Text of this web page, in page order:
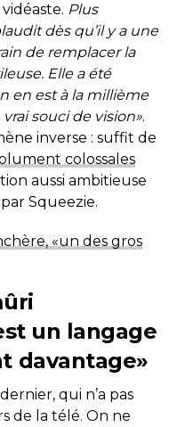
Plus
dès qu’il y a une
de remplacer la
Elle a été
en est à la millième
vrai souci de vision».
inverse : suffit de
colossales
aussi ambitieuse
Squeezie.
«un des gros
un langage
davantage»
qui n’a pas
de la télé. On ne